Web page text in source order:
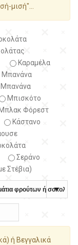
μισή"...
Καραμέλα
Μπανάνα
Μπισκότο
Φόρεστ
Κάστανο
Σεράνο
Στέβια)
ή Βεγγαλικά